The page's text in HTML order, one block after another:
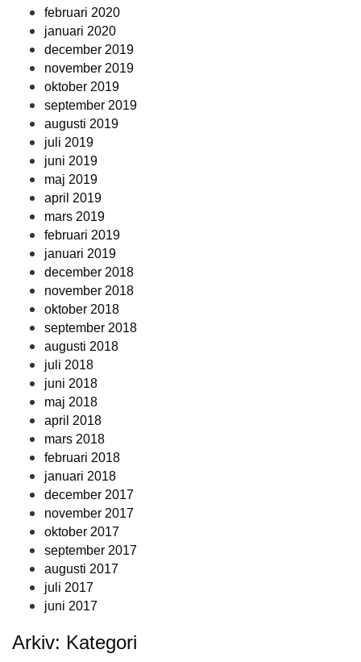
februari 2020
januari 2020
december 2019
november 2019
oktober 2019
september 2019
augusti 2019
juli 2019
juni 2019
maj 2019
april 2019
mars 2019
februari 2019
januari 2019
december 2018
november 2018
oktober 2018
september 2018
augusti 2018
juli 2018
juni 2018
maj 2018
april 2018
mars 2018
februari 2018
januari 2018
december 2017
november 2017
oktober 2017
september 2017
augusti 2017
juli 2017
juni 2017
Arkiv: Kategori